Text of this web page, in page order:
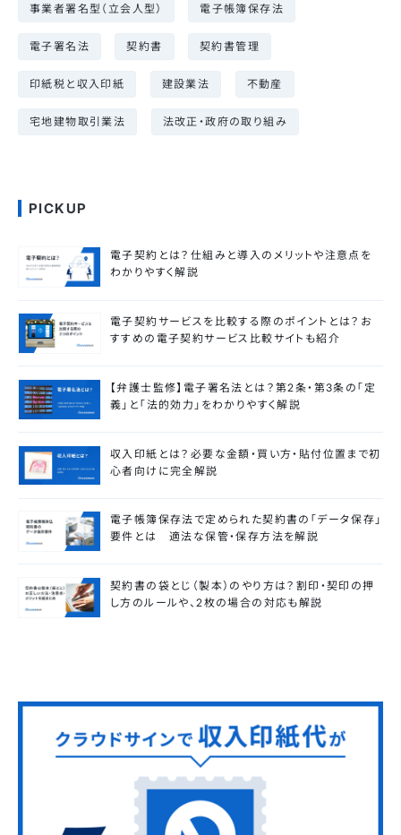
事業者署名型（立会人型） 電子帳簿保存法
電子署名法 契約書 契約書管理
印紙税と収入印紙 建設業法 不動産
宅地建物取引業法 法改正・政府の取り組み
PICKUP
電子契約とは？仕組みと導入のメリットや注意点を
わかりやすく解説
電子契約サービスを比較する際のポイントとは？お
すすめの電子契約サービス比較サイトも紹介
【弁護士監修】電子署名法とは？第2条・第3条の「定
義」と「法的効力」をわかりやすく解説
収入印紙とは？必要な金額・買い方・貼付位置まで初
心者向けに完全解説
電子帳簿保存法で定められた契約書の「データ保存」
要件とは 適法な保管・保存方法を解説
契約書の袋とじ（製本）のやり方は？割印・契印の押
し方のルールや、2枚の場合の対応も解説